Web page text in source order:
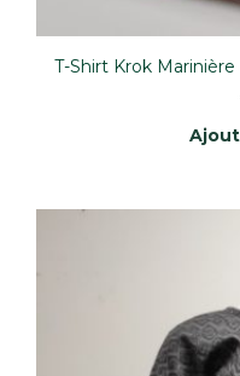
T-Shirt Krok